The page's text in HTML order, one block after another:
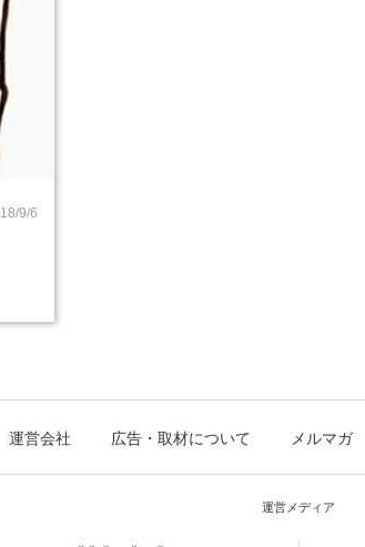
18/9/6
運営会社 広告・取材について メルマガ
運営メディア